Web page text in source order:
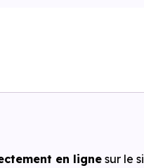
en ligne sur le